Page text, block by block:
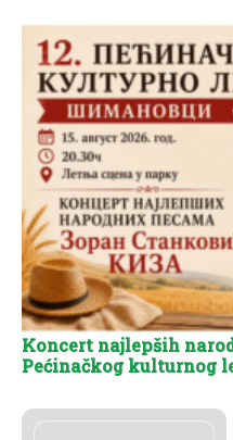
Koncert najlepših
Pećinačkog kulturnog